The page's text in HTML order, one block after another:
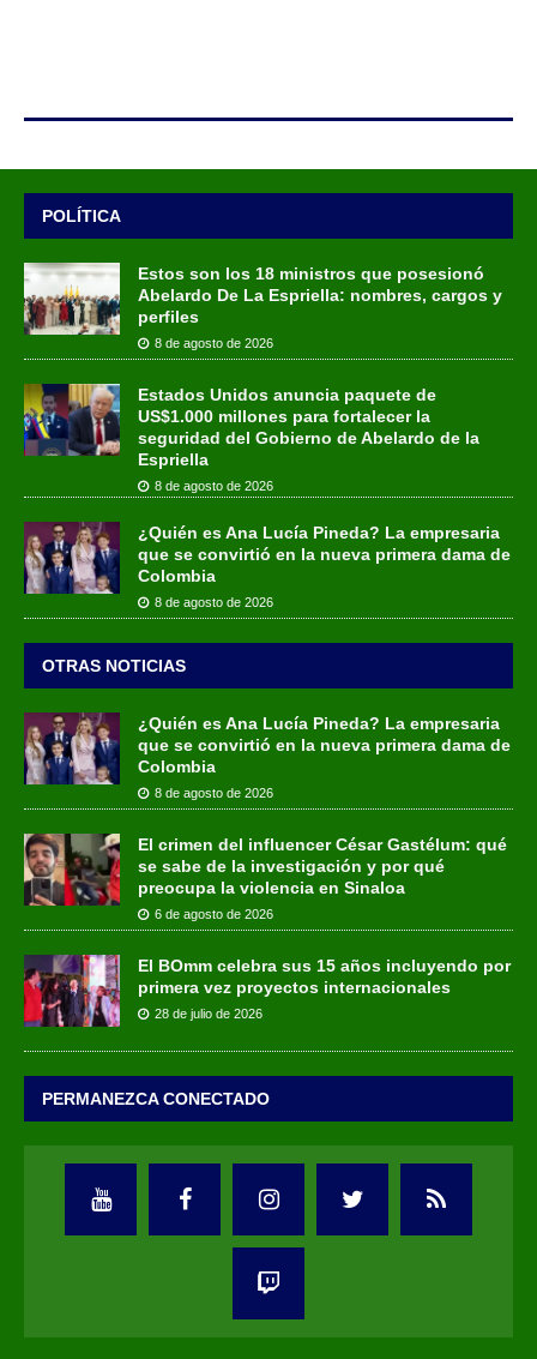
POLÍTICA
Estos son los 18 ministros que posesionó
Abelardo De La Espriella: nombres, cargos y
perfiles
8 de agosto de 2026
Estados Unidos anuncia paquete de
US$1.000 millones para fortalecer la
seguridad del Gobierno de Abelardo de la
Espriella
8 de agosto de 2026
¿Quién es Ana Lucía Pineda? La empresaria
que se convirtió en la nueva primera dama de
Colombia
8 de agosto de 2026
OTRAS NOTICIAS
¿Quién es Ana Lucía Pineda? La empresaria
que se convirtió en la nueva primera dama de
Colombia
8 de agosto de 2026
El crimen del influencer César Gastélum: qué
se sabe de la investigación y por qué
preocupa la violencia en Sinaloa
6 de agosto de 2026
El BOmm celebra sus 15 años incluyendo por
primera vez proyectos internacionales
28 de julio de 2026
PERMANEZCA CONECTADO